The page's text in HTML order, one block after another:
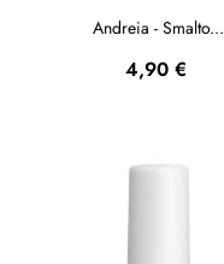
Andreia - Smalto...
Prezzo
4,90 €